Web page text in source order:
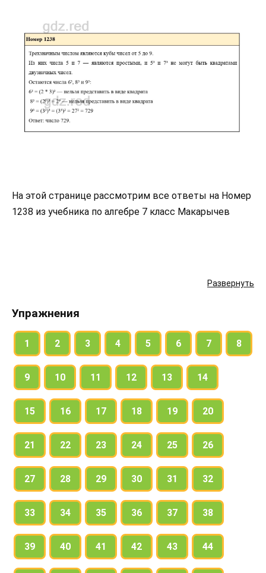
Развернуть
На этой странице рассмотрим все ответы на Номер
1238 из учебника по алгебре 7 класс Макарычев
Упражнения
1 2 3 4 5 6 7 8
9 10 11 12 13 14
15 16 17 18 19 20
21 22 23 24 25 26
27 28 29 30 31 32
33 34 35 36 37 38
39 40 41 42 43 44